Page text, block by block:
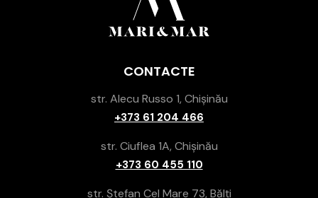
CONTACTE
str. Alecu Russo 1, Chișinău
+373 61 204 466
str. Ciuflea 1A, Chișinău
+373 60 455 110
str. Ștefan Cel Mare 73, Bălți